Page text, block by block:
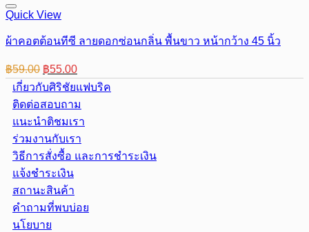
Quick View
ผ้าคอตต้อนทีซี ลายดอกซ่อนกลิ่น พื้นขาว หน้ากว้าง 45 นิ้ว
฿59.00 Original
price
was:
฿59.00.
฿55.00Current
price
is:
฿55.00.
เกี่ยวกับศิริชัยแฟบริค
ติดต่อสอบถาม
แนะนำติชมเรา
ร่วมงานกับเรา
วิธีการสั่งซื้อ และการชำระเงิน
แจ้งชำระเงิน
สถานะสินค้า
คำถามที่พบบ่อย
นโยบาย